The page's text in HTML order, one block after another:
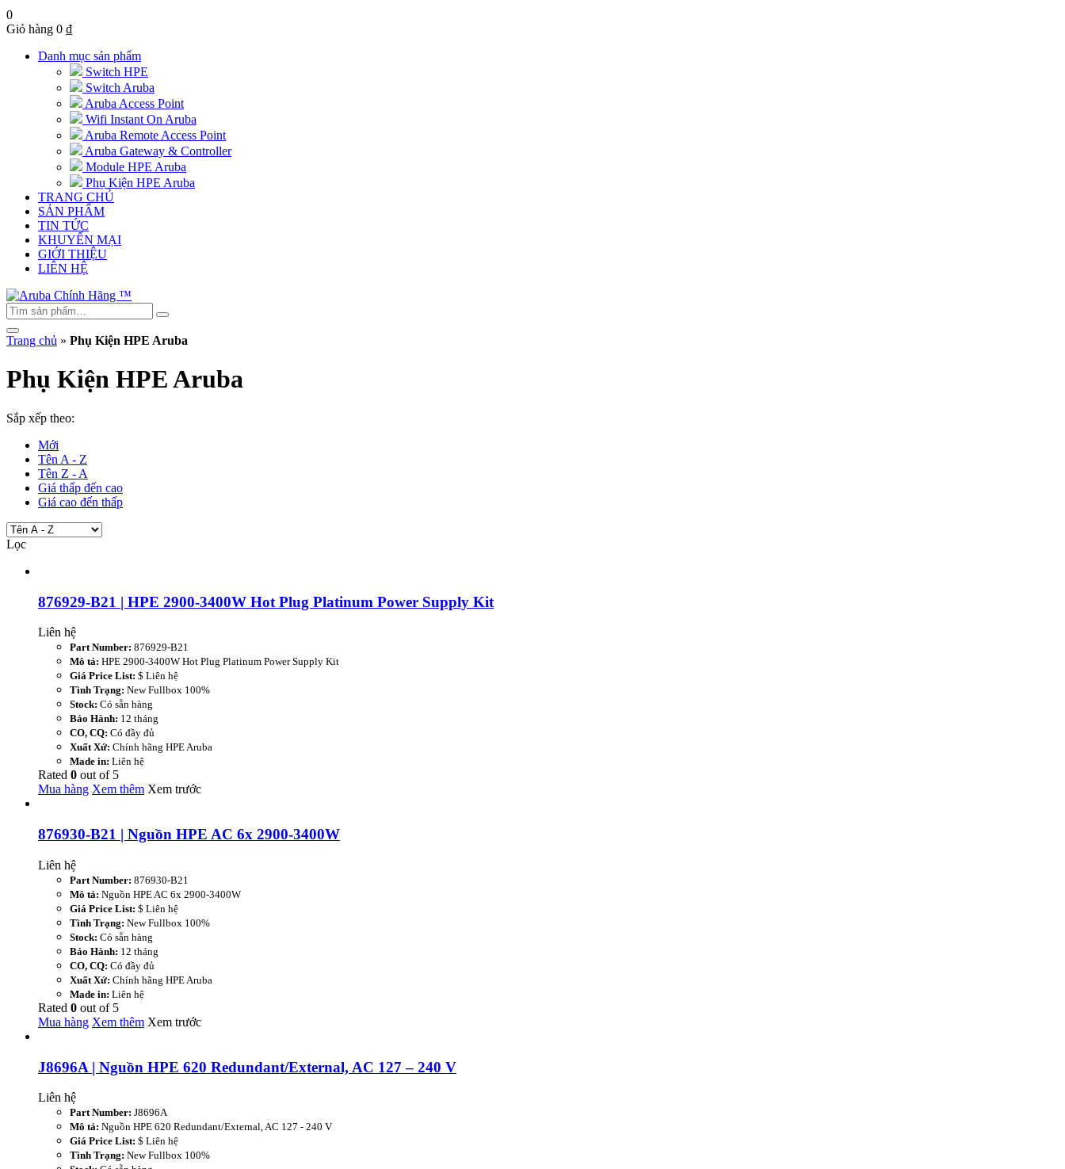
0
Giỏ hàng 0 ₫
Danh mục sản phẩm
Switch HPE
Switch Aruba
Aruba Access Point
Wifi Instant On Aruba
Aruba Remote Access Point
Aruba Gateway & Controller
Module HPE Aruba
Phụ Kiện HPE Aruba
TRANG CHỦ
SẢN PHẨM
TIN TỨC
KHUYẾN MẠI
GIỚI THIỆU
LIÊN HỆ
Trang chủ » Phụ Kiện HPE Aruba
Phụ Kiện HPE Aruba
Sắp xếp theo:
Mới
Tên A - Z
Tên Z - A
Giá thấp đến cao
Giá cao đến thấp
Lọc
876929-B21 | HPE 2900-3400W Hot Plug Platinum Power Supply Kit
Liên hệ
Part Number: 876929-B21
Mô tả: HPE 2900-3400W Hot Plug Platinum Power Supply Kit
Giá Price List: $ Liên hệ
Tình Trạng: New Fullbox 100%
Stock: Có sẵn hàng
Bảo Hành: 12 tháng
CO, CQ: Có đầy đủ
Xuất Xứ: Chính hãng HPE Aruba
Made in: Liên hệ
Rated 0 out of 5
Mua hàng Xem thêm Xem trước
876930-B21 | Nguồn HPE AC 6x 2900-3400W
Liên hệ
Part Number: 876930-B21
Mô tả: Nguồn HPE AC 6x 2900-3400W
Giá Price List: $ Liên hệ
Tình Trạng: New Fullbox 100%
Stock: Có sẵn hàng
Bảo Hành: 12 tháng
CO, CQ: Có đầy đủ
Xuất Xứ: Chính hãng HPE Aruba
Made in: Liên hệ
Rated 0 out of 5
Mua hàng Xem thêm Xem trước
J8696A | Nguồn HPE 620 Redundant/External, AC 127 – 240 V
Liên hệ
Part Number: J8696A
Mô tả: Nguồn HPE 620 Redundant/External, AC 127 - 240 V
Giá Price List: $ Liên hệ
Tình Trạng: New Fullbox 100%